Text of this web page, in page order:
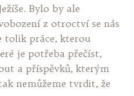
Bylo by ale
z otroctví se nás
tolik práce, kterou
je potřeba přečíst,
a příspěvků, kterým
nemůžeme tvrdit, že